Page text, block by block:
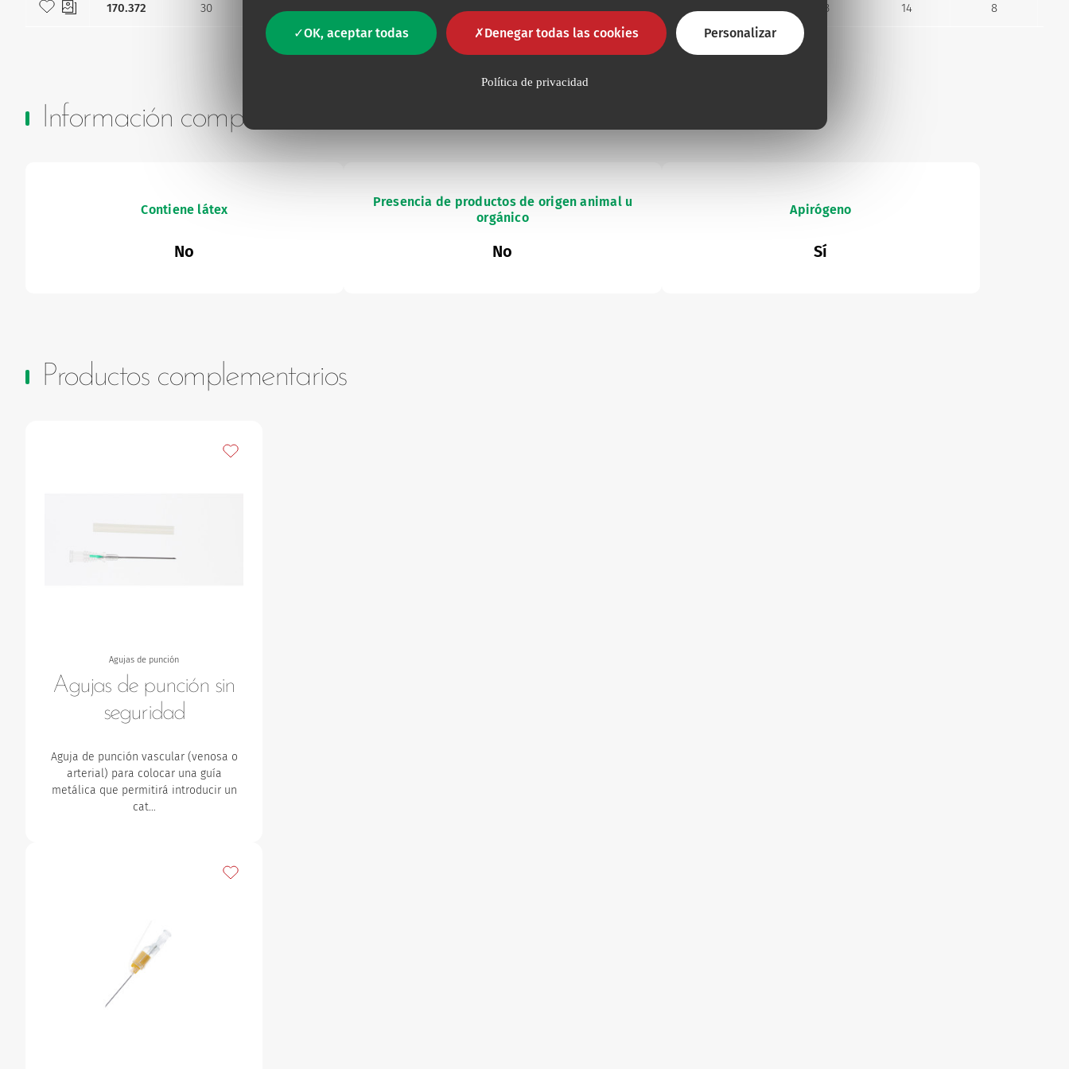
OK, aceptar todas Denegar todas las cookies Personalizar
Política de privacidad
Añadir a mis favoritos
170.372 30 0.83 14 8
Información complementaria
Contiene látex
No
Presencia de productos de origen animal u
orgánico
No
Apirógeno
Sí
Productos complementarios
Agujas de punción
Agujas de punción sin
seguridad
Aguja de punción vascular (venosa o
arterial) para colocar una guía
metálica que permitirá introducir un
cat…
Añadir a mis favoritos
Añadir a mis favoritos